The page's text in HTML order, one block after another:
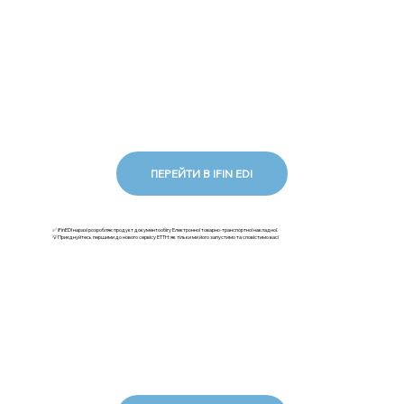
ПЕРЕЙТИ В IFIN EDI
✅ iFinEDI наразі розробляє продукт документообігу Електронної товарно-транспортної накладної.
💡Приєднуйтесь першими до нового сервісу ЕТТН: як тільки ми його запустимо та сповістимо вас!